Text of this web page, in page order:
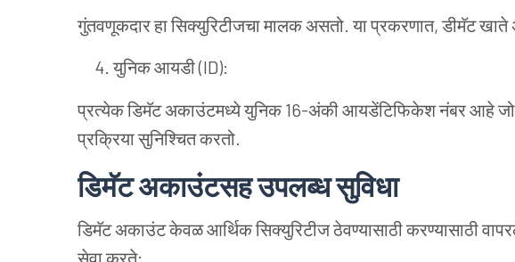
गुंतवणूकदार हा सिक्युरिटीजचा मालक असतो. या प्रकरणात, डीमॅट
युनिक आयडी (ID):
प्रत्येक डिमॅट अकाउंटमध्ये युनिक 16-अंकी आयडेंटिफिकेश नंबर आहे जो
प्रक्रिया सुनिश्चित करतो.
डिमॅट अकाउंटसह उपलब्ध सुविधा
डिमॅट अकाउंट केवळ आर्थिक सिक्युरिटीज ठेवण्यासाठी करण्यासाठी
सेवा करते: